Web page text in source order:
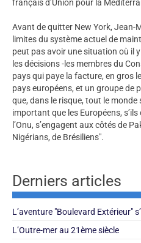
français d’Union pour la
Avant de quitter New York, Jean-
limites du système actuel de
peut pas avoir une situation où il
les décisions -les membres du
pays qui paye la facture, en gros
pays européens, et un groupe de
que, dans le risque, tout le
important que les Européens,
l’Onu, s’engagent aux côtés de
Nigérians, de Brésiliens".
Derniers articles
L’aventure "Boulevard Extérieur"
L’Outre-mer au 21ème siècle